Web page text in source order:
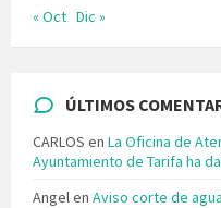
« Oct Dic »
ÚLTIMOS
CARLOS en La Oficina de
Ayuntamiento de Tarifa ha
Angelen Aviso corte de